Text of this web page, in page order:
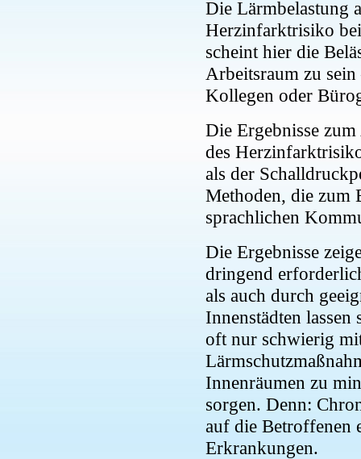
Die Lärmbelastung
Herzinfarktrisiko
scheint hier die
Arbeitsraum zu
Kollegen oder
Die Ergebnisse
des
als der
Methoden, die zum
sprachlichen
Die Ergebnisse
dringend
als auch durch
Innenstädten
oft nur schwierig
Innenräumen zu
sorgen. Denn:
auf die Betroffenen
Erkrankungen.